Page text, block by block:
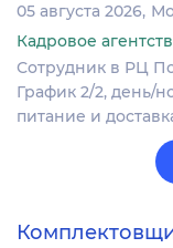
05 августа 2026
Кадровое
Сотрудник в РЦ
График 2/2, день/
питание и